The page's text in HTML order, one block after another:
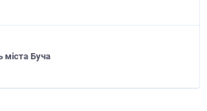
міста Буча